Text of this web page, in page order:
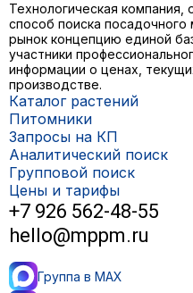
Технологическая
способ поиска
рынок концепцию единой
участники
информации о ценах,
производстве.
Каталог растений
Питомники
Запросы на КП
Аналитический поиск
Групповой поиск
Цены и тарифы
+7 926 562-48-55
hello@mppm.ru
Группа в MAX